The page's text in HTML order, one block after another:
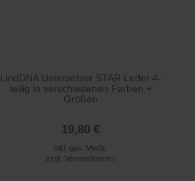
LindDNA Untersetzer STAR Leder 4-
teilig in verschiedenen Farben +
Größen
19,80 €
inkl. ges. MwSt.
zzgl. Versandkosten